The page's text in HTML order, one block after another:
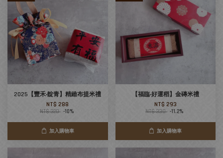
2025【豐禾‧靛青】精緻布提米禮
NT$ 288
NT$ 320 -10%
加入購物車
【福臨‧好運稻】金磚米禮
NT$ 293
NT$ 330 -11.2%
加入購物車